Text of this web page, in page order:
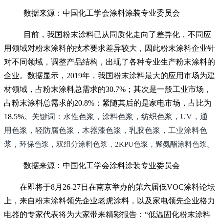
数据来源：中国化工学会涂料涂装专业委员会
目前，我国粉末涂料已从同质化走向了差异化，不同应
用领域对粉末涂料的技术要求差异较大，因此粉末涂料企业针
对不同领域，调整产品结构，出现了各种专业生产粉末涂料的
企业。数据显示， 2019年，我国粉末涂料最大的应用市场为建
材领域，占粉末涂料总需求的30.7%；其次是一般工业市场，
占粉末涂料总需求的20.8%；紧随其后的是家电市场，占比为
18.5%。 关键词：水性色浆，涂料色浆，纺织色浆， UV，通
用色浆，轻防腐色浆，木器漆色浆，乳胶色浆，工业涂料色
浆， 环保色浆，双组分涂料色浆， 2KPU色浆，聚氨酯涂料色浆 。
数据来源：中国化工学会涂料涂装专业委员会
在即将于8月26-27日在南京举办的第六届低VOC涂料论坛
上，来自粉末涂料领先企业老虎涂料，以及家电领先企业格力
电器的专家代表将为大家带来精彩报告：“低温固化粉末涂料